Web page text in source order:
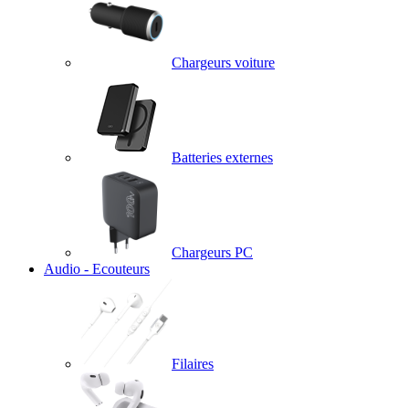
Chargeurs voiture
Batteries externes
Chargeurs PC
Audio - Ecouteurs
Filaires